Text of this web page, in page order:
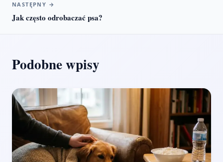
NASTĘPNY →
Jak często odrobaczać psa?
Podobne wpisy